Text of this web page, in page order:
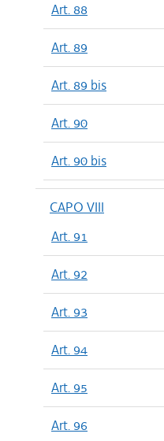
Art. 88
Art. 89
Art. 89 bis
Art. 90
Art. 90 bis
CAPO VIII
Art. 91
Art. 92
Art. 93
Art. 94
Art. 95
Art. 96